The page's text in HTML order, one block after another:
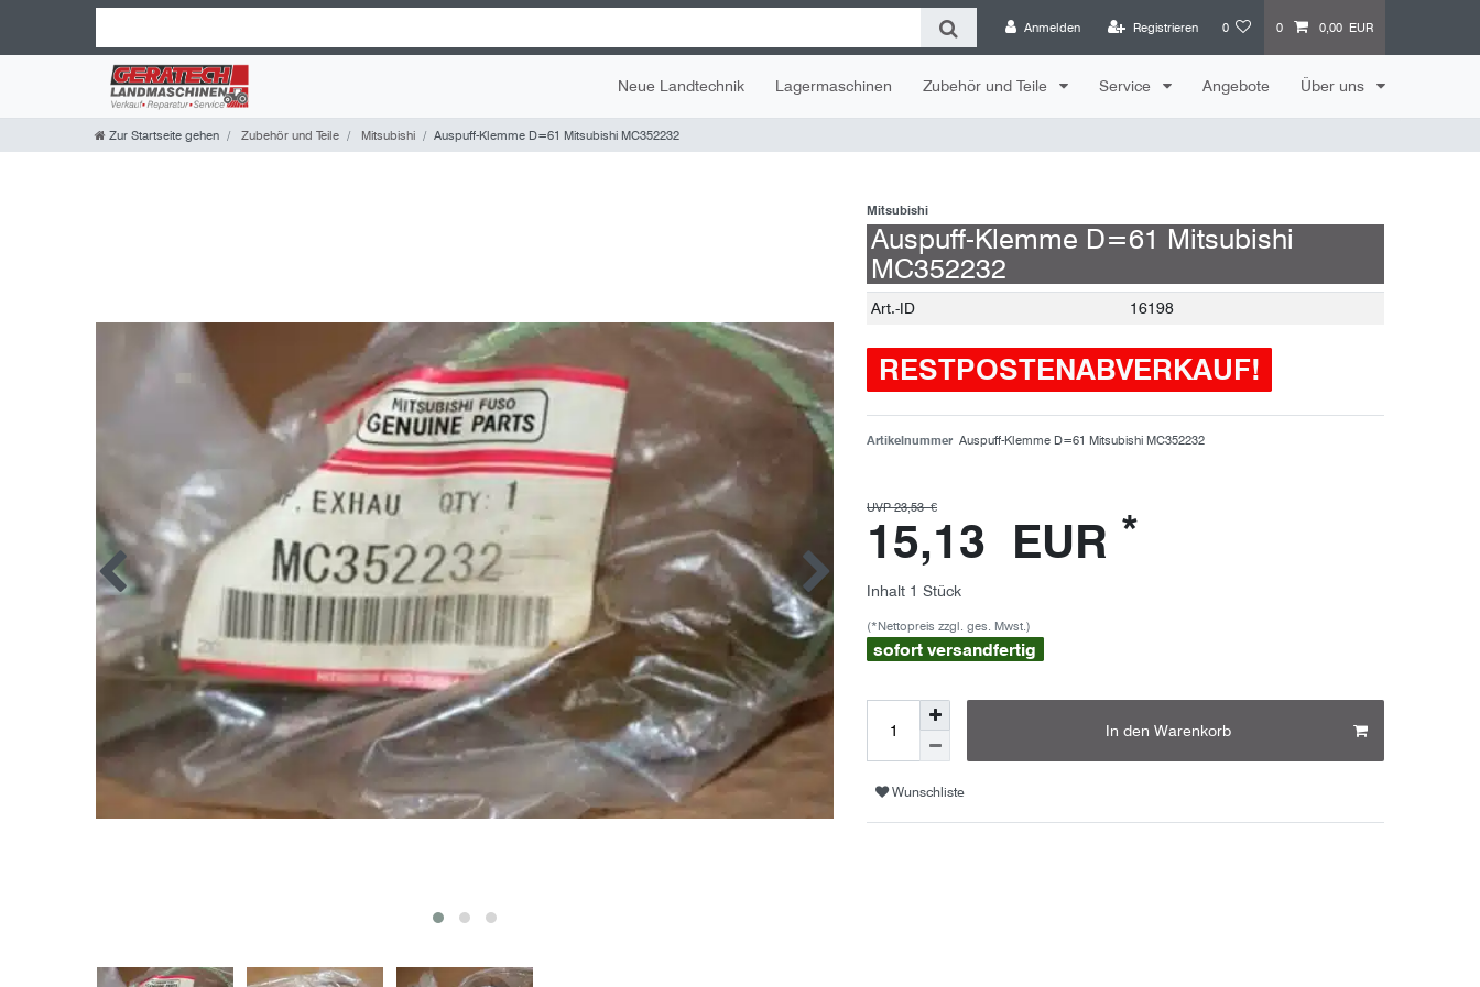
Anmelden Registrieren 0 0 0,00 EUR
Neue Landtechnik Lagermaschinen Zubehör und Teile Service Angebote Über uns
Zur Startseite gehen Zubehör und Teile Mitsubishi Auspuff-Klemme D=61 Mitsubishi MC352232
Mitsubishi
Auspuff-Klemme D=61 Mitsubishi
MC352232
Technisches
Wert
Art.-ID 16198
RESTPOSTENABVERKAUF!
Artikelnummer Auspuff-Klemme D=61 Mitsubishi MC352232
UVP 23,53 €
15,13 EUR *
Inhalt 1 Stück
(*Nettopreis zzgl. ges. Mwst.)
sofort versandfertig
In den Warenkorb
Wunschliste